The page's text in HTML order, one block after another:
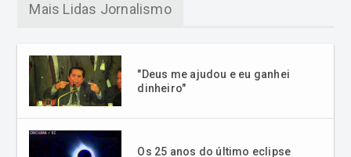
total do Sol visível do Brasil no